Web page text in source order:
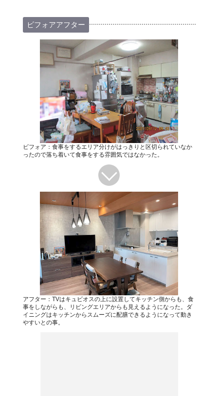
ビフォアアフター
ビフォア：食事をするエリア分けがはっきりと区切られていなか
ったので落ち着いて食事をする雰囲気ではなかった。
アフター：TVはキュビオスの上に設置してキッチン側からも、食
事をしながらも、リビングエリアからも見えるようになった。ダ
イニングはキッチンからスムーズに配膳できるようになって動き
やすいとの事。